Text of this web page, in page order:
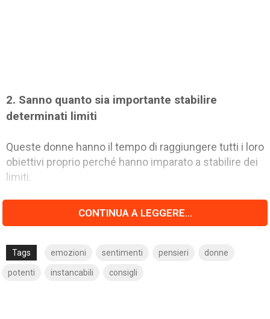
2. Sanno quanto sia importante stabilire
determinati limiti
Queste donne hanno il tempo di raggiungere tutti i loro
obiettivi proprio perché hanno imparato a stabilire dei
limiti.
CONTINUA A LEGGERE...
Tags emozioni sentimenti pensieri donne
potenti instancabili consigli